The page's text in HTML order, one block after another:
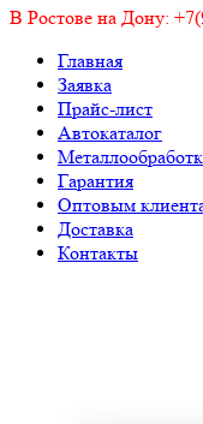
В Ростове на Дону:
Главная
Заявка
Прайс-лист
Автокаталог
Гарантия
Оптовым
Доставка
Контакты